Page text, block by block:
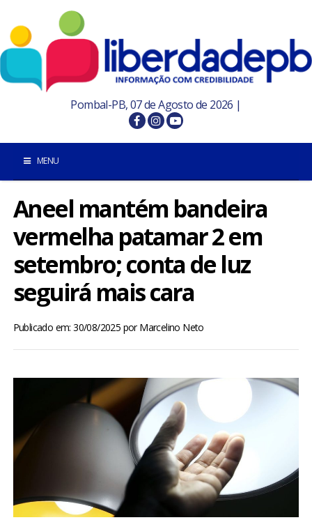
Pombal-PB, 07 de Agosto de 2026 |
MENU
POMBAL E REGIÃO
ENTRETENIMENTO
Aneel mantém bandeira
vermelha patamar 2 em
setembro; conta de luz
seguirá mais cara
Publicado em: 30/08/2025 porMarcelino Neto